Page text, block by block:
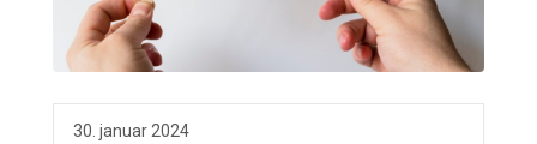
30. januar 2024